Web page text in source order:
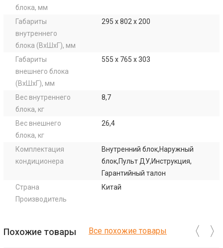
блока, мм
Габариты
внутреннего
блока (ВхШхГ), мм
295 x 802 x 200
Габариты
внешнего блока
(ВхШхГ), мм
555 x 765 x 303
Вес внутреннего
блока, кг
8,7
Вес внешнего
блока, кг
26,4
Комплектация
кондиционера
Внутренний блок,Наружный
блок,Пульт ДУ,Инструкция,
Гарантийный талон
Страна
Производитель
Китай
Похожие товары Все похожие товары